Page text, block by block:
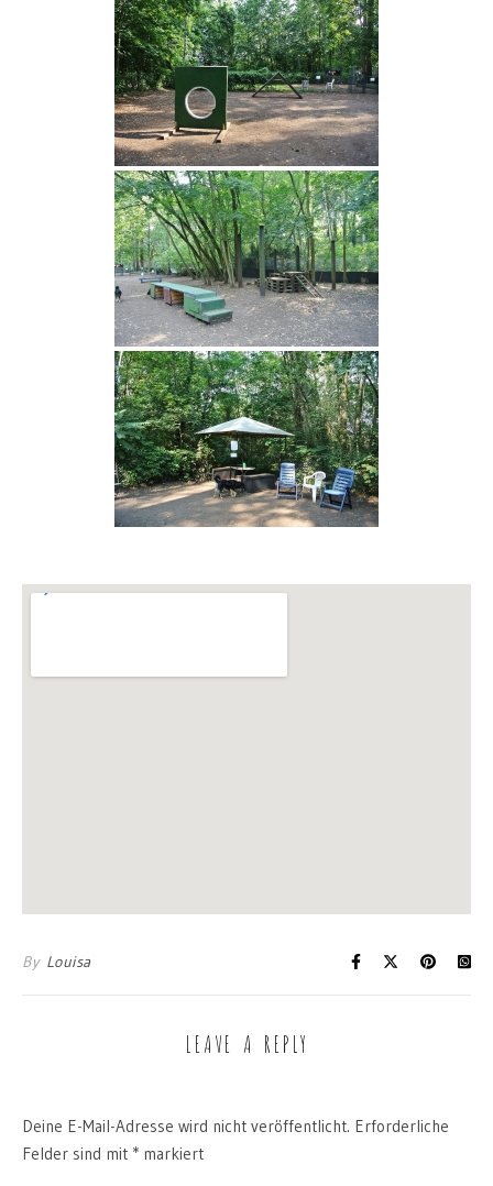
By Louisa
LEAVE A REPLY
Deine E-Mail-Adresse wird nicht veröffentlicht. Erforderliche
Felder sind mit * markiert